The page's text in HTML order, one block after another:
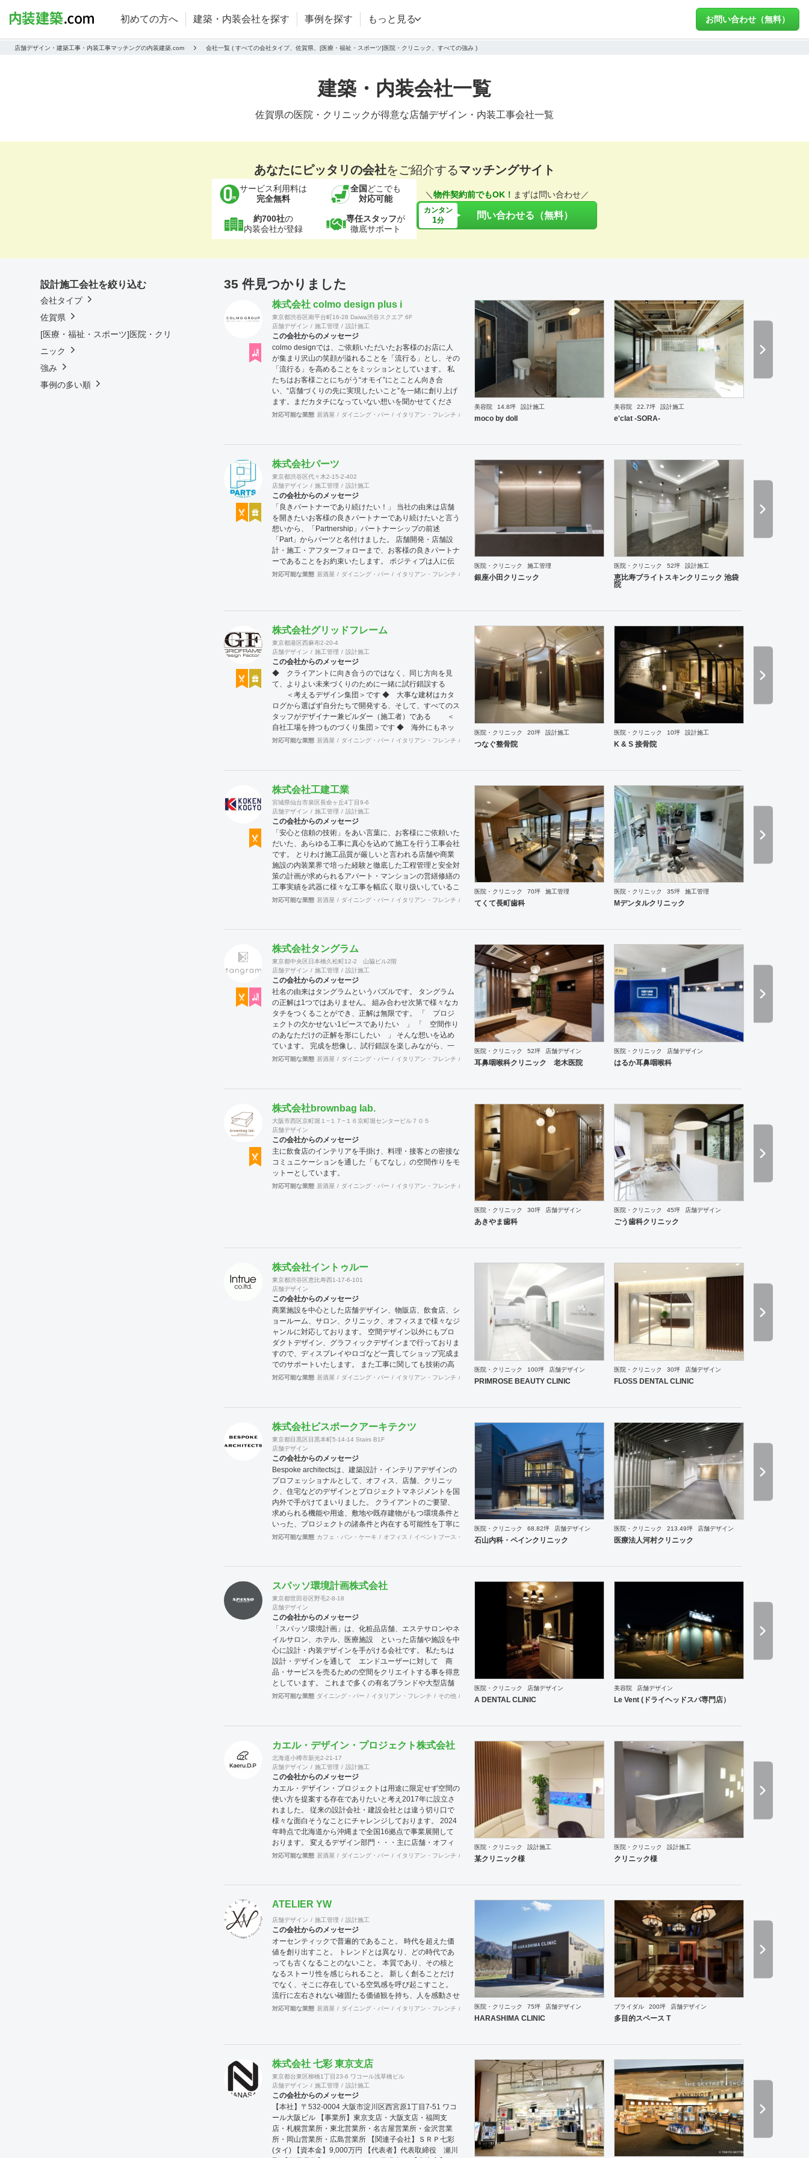
初めての方へ 建築・内装会社を探す 事例を探す もっと見る お問い合わせ（無料）
店舗デザイン・建築工事・内装工事マッチングの内装建築.com 会社一覧 ( すべての会社タイプ、佐賀県、[医療・福祉・スポーツ]医院・クリニック、すべての強み )
建築・内装会社一覧
佐賀県の医院・クリニックが得意な店舗デザイン・内装工事会社一覧
あなたにピッタリの会社をご紹介するマッチングサイト
サービス利用料は
完全無料
全国 どこでも
対応可能
約700社の
内装会社が登録
専任スタッフが
徹底サポート
＼ 物件契約前でもOK！ まずは問い合わせ／
カンタン
1分 問い合わせる（無料）
35 件見つかりました
株式会社 colmo design plus i
東京都渋谷区南平台町16-28 Daiwa渋谷スクエア 6F
店舗デザイン
施工管理 設計施工
この会社からのメッセージ
colmo designでは、ご依頼いただいたお客様のお店に人
が集まり沢山の笑顔が溢れることを「流行る」とし、その
「流行る」を高めることをミッションとしています。 私
たちは​​お客様ごとにちがう“オモイ”にとことん向き合
い、“店舗づくりの先に実現したいこと”を一緒に創り上げ
ます。まだカタチになっていない想いを聞かせてくださ
い。 施工実績は900店以上。 グループ会社で直営美容室
ビス ①テナント紹介サポート ②顧客ターゲット・マーケ
イン提案 ⑤自社施工 ⑥ブランディングのための販促ツー
ル ⑦お客様により沿ったアフターフォロー まずはご相談
やお話だけでも構いません。 お気軽にお問合せください
ませ！
対応可能な業態 居酒屋 ダイニング・バー イタリアン・フレンチ カフェ・パン・ケーキ 和食・寿司 焼肉・中華料理・韓国料理
美容院 14.8坪 設計施工
moco by doll
美容院 22.7坪 設計施工
e'clat -SORA-
株式会社パーツ
東京都渋谷区代々木2-15-2-402
店舗デザイン
施工管理 設計施工
この会社からのメッセージ
「良きパートナーであり続けたい！」 当社の由来は店舗
を開きたいお客様の良きパートナーであり続けたいと言う
想いから、「Partnership」パートナーシップの前述
「Part」からパーツと名付けました。 店舗開発・店舗設
計・施工・アフターフォローまで、お客様の良きパートナ
ーであることをお約束いたします。 ポジティブは人に伝
わります。 伝わったポジティブが幸せを呼び込み、呼び
対応可能な業態 居酒屋 ダイニング・バー イタリアン・フレンチ カフェ・パン・ケーキ ラーメン・そば・うどん 和食・寿司 焼肉・中華料理・韓国料理 その他
医院・クリニック 施工管理
銀座小田クリニック
医院・クリニック 52坪 設計施工
恵比寿ブライトスキンクリニック 池袋
院
株式会社グリッドフレーム
東京都港区西麻布2-20-4
店舗デザイン
施工管理 設計施工
この会社からのメッセージ
◆ クライアントに向き合うのではなく、同じ方向を見
て、よりよい未来づくりのために一緒に試行錯誤する
＜考えるデザイン集団＞です ◆ 大事な建材はカタ
ログから選ばず自分たちで開発する、そして、すべてのス
タッフがデザイナー兼ビルダー（施工者）である ＜
自社工場を持つものづくり集団＞です ◆ 海外にもネッ
トワークを持ち、英語や中国語に堪能なスタッフたちが、
案件、施工案件、造作物制作など、多様な請負形態が可能
が可能で、例えば通常デザイン性とは無縁な特定防火設備
（鉄扉）などにも高いデザイン性を施すことも可能です。
GRIDFRAME とりかえのきかない空間
https://gridframe.co.jp/ Synes(シネス) 霧のようなやわら
かな空間 http://synes.jp/ SOTOCHIKU 時間の蓄積を
取り込む空間 https://sotochiku.com/
対応可能な業態 居酒屋 ダイニング・バー イタリアン・フレンチ カフェ・パン・ケーキ 和食・寿司 焼肉・中華料理・韓国料理
医院・クリニック 20坪 設計施工
つなぐ整骨院
医院・クリニック 10坪 設計施工
K & S 接骨院
株式会社工建工業
宮城県仙台市泉区長命ヶ丘4丁目9-6
店舗デザイン
施工管理 設計施工
この会社からのメッセージ
「安心と信頼の技術」をあい言葉に、お客様にご依頼いた
だいた、あらゆる工事に真心を込めて施工を行う工事会社
です。 とりわけ施工品質が厳しいと言われる店舗や商業
施設の内装業界で培った経験と徹底した工程管理と安全対
策の計画が求められるアパート・マンションの営繕修繕の
工事実績を武器に様々な工事を幅広く取り扱いしているこ
とが当社の大きな特徴です。
対応可能な業態 居酒屋 ダイニング・バー イタリアン・フレンチ カフェ・パン・ケーキ 焼肉・中華料理・韓国料理 オフィス
医院・クリニック 70坪 施工管理
てくて長町歯科
医院・クリニック 35坪 施工管理
Mデンタルクリニック
株式会社タングラム
東京都中央区日本橋久松町12-2 山脇ビル2階
店舗デザイン
施工管理 設計施工
この会社からのメッセージ
社名の由来はタングラムというパズルです。 タングラム
の正解は1つではありません。 組み合わせ次第で様々なカ
タチをつくることができ、正解は無限です。 「 プロジ
ェクトの欠かせない1ピースでありたい 」 「 空間作り
のあなただけの正解を形にしたい 」 そんな想いを込め
ています。 完成を想像し、試行錯誤を楽しみながら、 ​一
緒にワクワクしたいと思っています。
対応可能な業態 居酒屋 ダイニング・バー イタリアン・フレンチ カフェ・パン・ケーキ ラーメン・そば・うどん 和食・寿司 焼肉・中華料理・韓国料理
医院・クリニック 52坪 店舗デザイン
耳鼻咽喉科クリニック 老木医院
医院・クリニック 店舗デザイン
はるか耳鼻咽喉科
株式会社brownbag lab.
大阪市西区京町堀１−１７−１６京町堀センタービル７０５
店舗デザイン
この会社からのメッセージ
主に飲食店のインテリアを手掛け、料理・接客との密接な
コミュニケーションを通した「もてなし」の空間作りをモ
ットーとしています。
対応可能な業態 居酒屋 ダイニング・バー イタリアン・フレンチ カフェ・パン・ケーキ ラーメン・そば・うどん 和食・寿司 焼肉・中華料理・韓国料理
医院・クリニック 30坪 店舗デザイン
あきやま歯科
医院・クリニック 45坪 店舗デザイン
ごう歯科クリニック
株式会社イントゥルー
東京都渋谷区恵比寿西1-17-6-101
店舗デザイン
この会社からのメッセージ
商業施設を中心とした店舗デザイン、物販店、飲食店、シ
ョールーム、サロン、クリニック、オフィスまで様々なジ
ャンルに対応しております。 空間デザイン以外にもプロ
ダクトデザイン、グラフィックデザインまで行っておりま
すので、ディスプレイやロゴなど一貫してショップ完成ま
でのサポートいたします。 また工事に関しても技術の高
い関連のブレーンが全国にいるため首都圏はもとより地方
ィなデザインを提供いたします。
対応可能な業態 居酒屋 ダイニング・バー イタリアン・フレンチ カフェ・パン・ケーキ ラーメン・そば・うどん 和食・寿司 焼肉・中華料理・韓国料理
医院・クリニック 100坪 店舗デザイン
PRIMROSE BEAUTY CLINIC
医院・クリニック 30坪 店舗デザイン
FLOSS DENTAL CLINIC
株式会社ビスポークアーキテクツ
東京都目黒区目黒本町5-14-14 Stairs B1F
店舗デザイン
この会社からのメッセージ
Bespoke architectsは、建築設計・インテリアデザインの
プロフェッショナルとして、オフィス、店舗、クリニッ
ク、住宅などのデザインとプロジェクトマネジメントを国
内外で手がけてまいりました。 クライアントのご要望、
求められる機能や用途、敷地や既存建物がもつ環境条件と
いった、プロジェクトの諸条件と内在する可能性を丁寧に
読み解き、その条件でこそ可能な空間環境の豊かさを提案
と協働し、大規模建築物や高度な設計にも対応致します。
工程管理・別途工事の一括管理等を含めたプロジェクトマ
ネジメントを担い、ワンストップでのプロジェクト推進を
行います。発注管理におけるクライアントのご負担を軽減
するとともに、第三者的な立場からプロセスを適切に管理
することで、クライアントの利益に適うコスト管理と、工
事品質の向上を実現致します。 また、新規サービス立上
げやリブランディングに際しては、空間デザイン的な見地
から事業企画やCI計画・デザインマニュアル作成等も提案
させて頂きます。 海外案件や外資企業様案件において
は、英語での設計・PMサービスをご提供できる体制を整
えています。 -----------------------------------------------------------
一級建築士事務所 東京都知事登録 第64040号
建築士賠償責任補償制度（公益社団法人
日本建築士連合会） 代表取締役： 丸島 潤 （一級建
築士 / 管理建築士） 所在地： 〒152-0002 東京都
目黒区目黒本町 5-14-14-B1F TEL： 03-6452-
4248 FAX： 03-6452-4249 創業： 2016
年2月 （法人設立：2020年9月） Webサイト:
https://bspk.jp
対応可能な業態 カフェ・パン・ケーキ オフィス イベントブース・ショールーム エントランス ワーキングスペース 塾・学校 その他 医院・クリニック
医院・クリニック 68.82坪 店舗デザイン
石山内科・ペインクリニック
医院・クリニック 213.49坪 店舗デザイン
医療法人河村クリニック
スパッソ環境計画株式会社
東京都世田谷区野毛2-8-18
店舗デザイン
この会社からのメッセージ
「スパッソ環境計画」は、化粧品店舗、エステサロンやネ
イルサロン、ホテル、医療施設 といった店舗や施設を中
心に設計・内装デザインを手がける会社です。 私たちは
設計・デザインを通して エンドユーザーに対して 商
品・サービスを売るための空間をクリエイトする事を得意
としています。 これまで多くの有名ブランドや大型店舗
の美容系施設ぼ実績を経験を活かして、女性の気持ちを動
には、店舗設計・店舗デザインをご提供して20年以上の
クが軽いうえ、デザイナーはそれぞれ経験豊富です。 女
性の購買心理など女性のマーケティング理論に基づいた店
舗 設計には定評があり、日本だけでなく中国をはじめと
する海外店舗でも大きな反響を実現してきました。 豊富
な店舗デザイン実績を持つ浜村さとると女性デザイナーの
コラボレーションにより 感性を生かした上で計算された
空間。集客や売り上げにつなげていきます。 設計施工ご
希望のお客様には 施工会社とのコラボレーションにて対
応が可能でございます。どうぞご相談ください。
対応可能な業態 ダイニング・バー イタリアン・フレンチ その他 イベントブース・ショールーム 医院・クリニック ホテル アパレル
医院・クリニック 店舗デザイン
A DENTAL CLINIC
美容院 店舗デザイン
Le Vent (ドライヘッドスパ専門店）
カエル・デザイン・プロジェクト株式会社
北海道小樽市新光2-21-17
店舗デザイン
施工管理 設計施工
この会社からのメッセージ
カエル・デザイン・プロジェクトは用途に限定せず空間の
使い方を提案する存在でありたいと考え2017年に設立さ
れました。 従来の設計会社・建設会社とは違う切り口で
様々な面白そうなことにチャレンジしております。 2024
年時点で北海道から沖縄まで全国16拠点で事業展開して
おります。 変えるデザイン部門・・・主に店舗・オフィ
スの内装設計デザイン及び施工をお客様と一緒に創り上げ
します。 自社請け可能職種 内装工事 インテリアデザイン
海道・仙台・関東・名古屋・九州・沖縄コンストラクショ
ンマネジメント業務は月単位で出張常駐対応可能です。
対応可能な業態 居酒屋 ダイニング・バー イタリアン・フレンチ カフェ・パン・ケーキ 和食・寿司 焼肉・中華料理・韓国料理
医院・クリニック 設計施工
某クリニック様
医院・クリニック 設計施工
クリニック様
ATELIER YW
店舗デザイン 施工管理 設計施工
この会社からのメッセージ
オーセンティックで普遍的であること。 時代を超えた価
値を創り出すこと。 トレンドとは異なり、どの時代であ
っても古くなることのないこと。 本質であり、その核と
なるストーリ性を感じられること。 新しく創ることだけ
でなく、そこに存在している空気感を呼び起こすこと。
流行に左右されない確固たる価値観を持ち、人を感動させ
られること。 私たちは国際的なバランス感覚を持ちなが
対応可能な業態 居酒屋 ダイニング・バー イタリアン・フレンチ カフェ・パン・ケーキ 和食・寿司 焼肉・中華料理・韓国料理 その他 オフィス イベントブース・ショールーム
医院・クリニック 75坪 店舗デザイン
HARASHIMA CLINIC
ブライダル 200坪 店舗デザイン
多目的スペース T
株式会社 七彩 東京支店
東京都台東区柳橋1丁目23-6 ワコール浅草橋ビル
店舗デザイン
施工管理 設計施工
この会社からのメッセージ
【本社】〒532-0004 大阪市淀川区西宮原1丁目7-51 ワコ
ール大阪ビル 【事業所】東京支店・大阪支店・福岡支
店・札幌営業所・東北営業所・名古屋営業所・金沢営業
所・岡山営業所・広島営業所 【関連子会社】ＳＲＰ七彩
(タイ) 【資本金】9,000万円 【代表者】代表取締役 瀬川
設計施工会社を絞り込む
会社タイプ
佐賀県
[医療・福祉・スポーツ]医院・クリ
ニック
強み
事例の多い順